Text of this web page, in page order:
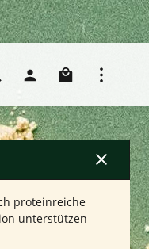
proteinreiche
unterstützen